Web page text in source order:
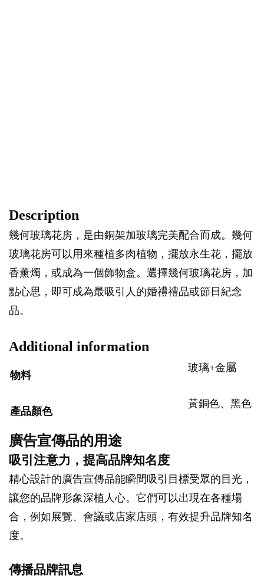
Description
幾何玻璃花房，是由銅架加玻璃完美配合而成。幾何
玻璃花房可以用來種植多肉植物，擺放永生花，擺放
香薰燭，或成為一個飾物盒。選擇幾何玻璃花房，加
點心思，即可成為最吸引人的婚禮禮品或節日紀念
品。
Additional information
物料
玻璃+金屬
產品顏色
黃銅色、黑色
廣告宣傳品的用途
吸引注意力，提高品牌知名度
精心設計的廣告宣傳品能瞬間吸引目標受眾的目光，
讓您的品牌形象深植人心。它們可以出現在各種場
合，例如展覽、會議或店家店頭，有效提升品牌知名
度。
傳播品牌訊息